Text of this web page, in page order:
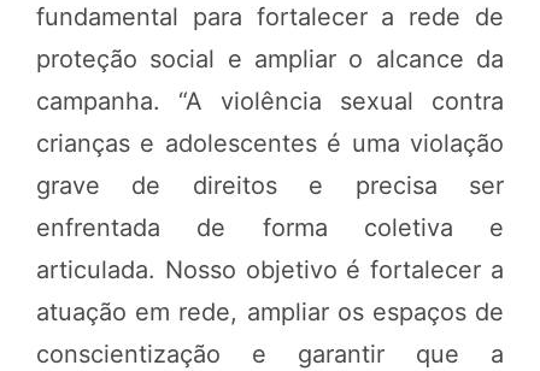
fundamental para fortalecer a rede de
proteção social e ampliar o alcance da
campanha. “A violência sexual contra
crianças e adolescentes é uma violação
grave de direitos e precisa ser
enfrentada de forma coletiva e
articulada. Nosso objetivo é fortalecer a
atuação em rede, ampliar os espaços de
conscientização e garantir que a